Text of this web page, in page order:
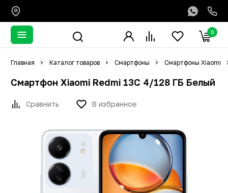
0
Главная Каталог товаров Смартфоны Смартфоны Xiaomi
Смартфон Xiaomi Redmi 13C 4/128 ГБ Белый
Сравнить В избранное